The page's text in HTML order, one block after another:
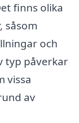
finns olika
såsom
och
typ påverkar
vissa
av